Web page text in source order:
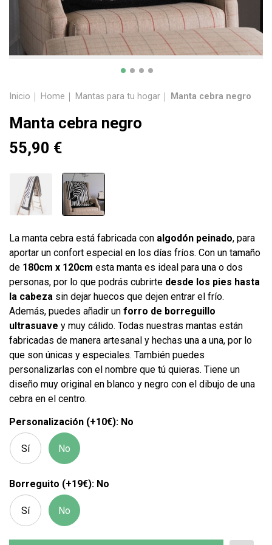
Inicio Home Mantas para tu hogar Manta cebra negro
Manta cebra negro
55,90 €
La manta cebra está fabricada con algodón peinado, para
aportar un confort especial en los días fríos. Con un tamaño
de 180cm x 120cm esta manta es ideal para una o dos
personas, por lo que podrás cubrirte desde los pies hasta
la cabeza sin dejar huecos que dejen entrar el frío.
Además, puedes añadir un forro de borreguillo
ultrasuave y muy cálido. Todas nuestras mantas están
fabricadas de manera artesanal y hechas una a una, por lo
que son únicas y especiales. También puedes
personalizarlas con el nombre que tú quieras. Tiene un
diseño muy original en blanco y negro con el dibujo de una
cebra en el centro.
Personalización (+10€): No
Sí No
Borreguito (+19€): No
Sí No